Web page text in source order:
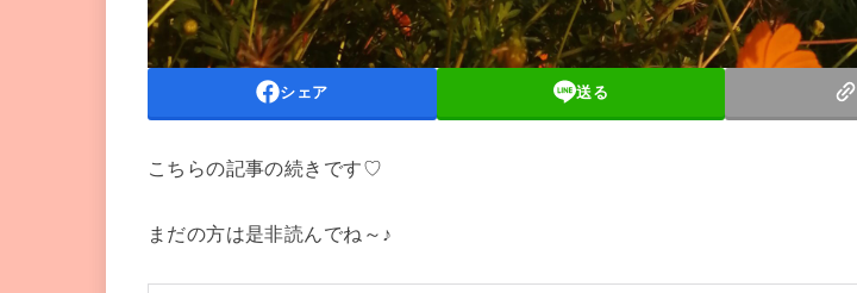
シェア 送る
こちらの記事の続きです♡
まだの方は是非読んでね～♪